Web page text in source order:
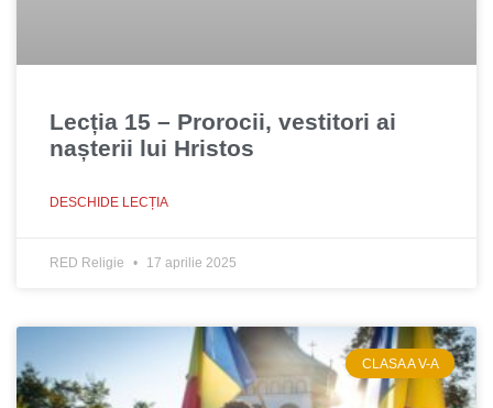
Lecția 15 – Prorocii, vestitori ai
nașterii lui Hristos
DESCHIDE LECȚIA
RED Religie 17 aprilie 2025
CLASA A V-A